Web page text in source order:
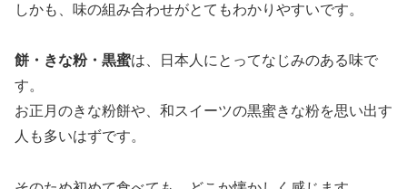
しかも、味の組み合わせがとてもわかりやすいです。
餅・きな粉・黒蜜は、日本人にとってなじみのある味で
す。
お正月のきな粉餅や、和スイーツの黒蜜きな粉を思い出す
人も多いはずです。